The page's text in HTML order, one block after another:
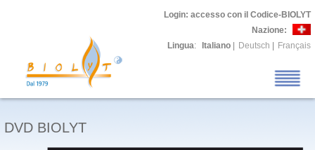
Login: accesso con il Codice-BIOLYT
Nazione:
Lingua: Italiano Deutsch Français
DVD BIOLYT